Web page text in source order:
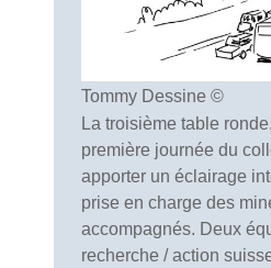
Tommy Dessine ©
La troisième table
première journée du
apporter un éclairage
prise en charge des
accompagnés. Deux
recherche / action